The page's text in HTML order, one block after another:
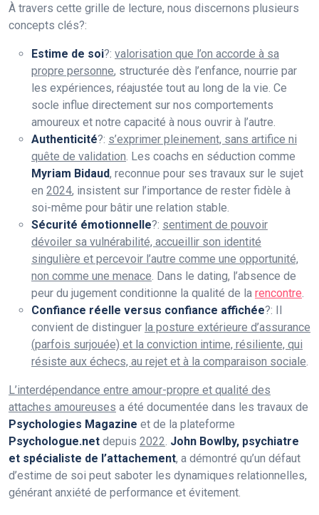
À travers cette grille de lecture, nous discernons plusieurs
concepts clés?:
Estime de soi?: valorisation que l’on accorde à sa
propre personne, structurée dès l’enfance, nourrie par
les expériences, réajustée tout au long de la vie. Ce
socle influe directement sur nos comportements
amoureux et notre capacité à nous ouvrir à l’autre.
Authenticité?: s’exprimer pleinement, sans artifice ni
quête de validation. Les coachs en séduction comme
Myriam Bidaud, reconnue pour ses travaux sur le sujet
en 2024, insistent sur l’importance de rester fidèle à
soi-même pour bâtir une relation stable.
Sécurité émotionnelle?: sentiment de pouvoir
dévoiler sa vulnérabilité, accueillir son identité
singulière et percevoir l’autre comme une opportunité,
non comme une menace. Dans le dating, l’absence de
peur du jugement conditionne la qualité de la rencontre.
Confiance réelle versus confiance affichée?: Il
convient de distinguer la posture extérieure d’assurance
(parfois surjouée) et la conviction intime, résiliente, qui
résiste aux échecs, au rejet et à la comparaison sociale.
L’interdépendance entre amour-propre et qualité des
attaches amoureuses a été documentée dans les travaux de
Psychologies Magazine et de la plateforme
Psychologue.net depuis 2022. John Bowlby, psychiatre
et spécialiste de l’attachement, a démontré qu’un défaut
d’estime de soi peut saboter les dynamiques relationnelles,
générant anxiété de performance et évitement.